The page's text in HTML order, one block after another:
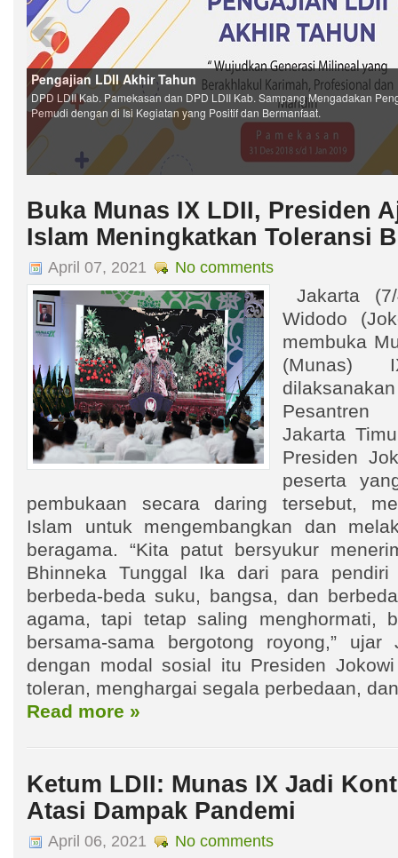
Buka Munas IX LDII, Presiden
Islam Meningkatkan Toleransi
April 07, 2021 No comments
Jakarta
Widodo
membuka
(Munas)
Pesantren
Jakarta
Presiden
peserta
pembukaan secara daring tersebut,
Islam untuk mengembangkan dan
beragama. “Kita patut bersyukur
Bhinneka Tunggal Ika dari para pendiri
berbeda-beda suku, bangsa, dan
agama, tapi tetap saling menghormati,
bersama-sama bergotong royong,” ujar
dengan modal sosial itu Presiden
toleran, menghargai segala perbedaan,
Read more »
Ketum LDII: Munas IX Jadi
Atasi Dampak Pandemi
April 06, 2021 No comments